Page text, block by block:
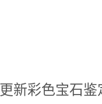
新彩色宝石